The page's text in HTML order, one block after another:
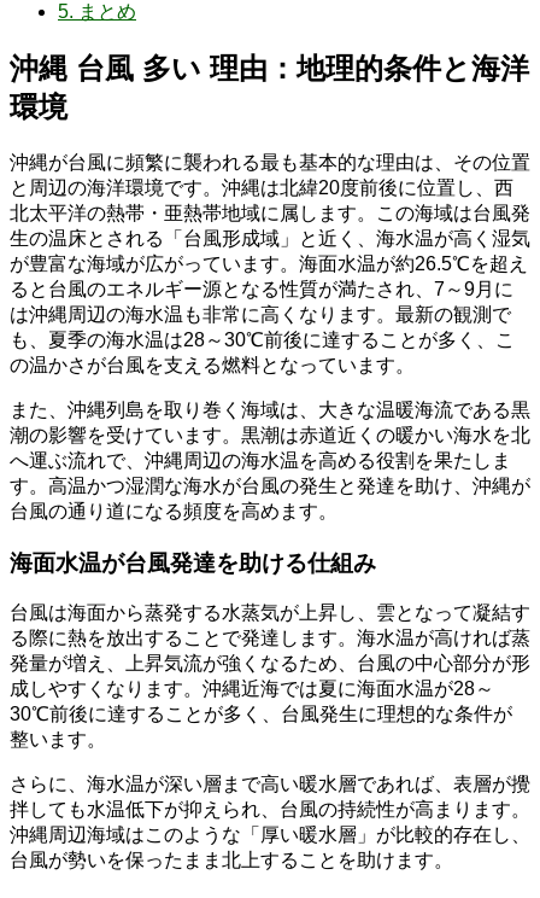
5. まとめ
沖縄 台風 多い 理由：地理的条件と海洋
環境
沖縄が台風に頻繁に襲われる最も基本的な理由は、その位置
と周辺の海洋環境です。沖縄は北緯20度前後に位置し、西
北太平洋の熱帯・亜熱帯地域に属します。この海域は台風発
生の温床とされる「台風形成域」と近く、海水温が高く湿気
が豊富な海域が広がっています。海面水温が約26.5℃を超え
ると台風のエネルギー源となる性質が満たされ、7～9月に
は沖縄周辺の海水温も非常に高くなります。最新の観測で
も、夏季の海水温は28～30℃前後に達することが多く、こ
の温かさが台風を支える燃料となっています。
また、沖縄列島を取り巻く海域は、大きな温暖海流である黒
潮の影響を受けています。黒潮は赤道近くの暖かい海水を北
へ運ぶ流れで、沖縄周辺の海水温を高める役割を果たしま
す。高温かつ湿潤な海水が台風の発生と発達を助け、沖縄が
台風の通り道になる頻度を高めます。
海面水温が台風発達を助ける仕組み
台風は海面から蒸発する水蒸気が上昇し、雲となって凝結す
る際に熱を放出することで発達します。海水温が高ければ蒸
発量が増え、上昇気流が強くなるため、台風の中心部分が形
成しやすくなります。沖縄近海では夏に海面水温が28～
30℃前後に達することが多く、台風発生に理想的な条件が
整います。
さらに、海水温が深い層まで高い暖水層であれば、表層が攪
拌しても水温低下が抑えられ、台風の持続性が高まります。
沖縄周辺海域はこのような「厚い暖水層」が比較的存在し、
台風が勢いを保ったまま北上することを助けます。